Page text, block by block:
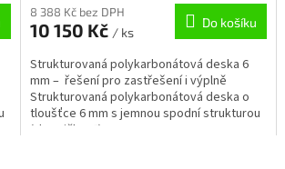
8 388 Kč bez DPH
10 150 Kč / ks
Do košíku
Strukturovaná polykarbonátová deska 6
mm – řešení pro zastřešení i výplně
Strukturovaná polykarbonátová deska o
tloušťce 6 mm s jemnou spodní strukturou
(„krupičkou“) ....